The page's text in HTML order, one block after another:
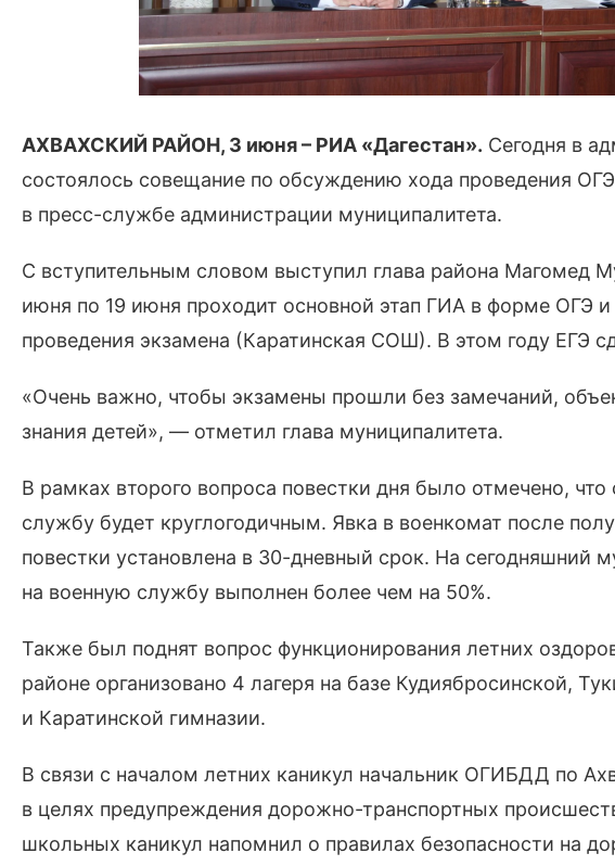
АХВАХСКИЙ РАЙОН, 3 июня – РИА «Дагестан». Сегодня в
состоялось совещание по обсуждению хода проведения
в пресс-службе администрации муниципалитета.
С вступительным словом выступил глава района Магомед
июня по 19 июня проходит основной этап ГИА в форме ОГЭ и
проведения экзамена (Каратинская СОШ). В этом году ЕГЭ
«Очень важно, чтобы экзамены прошли без замечаний,
знания детей», — отметил глава муниципалитета.
В рамках второго вопроса повестки дня было отмечено,
службу будет круглогодичным. Явка в военкомат после
повестки установлена в 30-дневный срок. На сегодняшний
на военную службу выполнен более чем на 50%.
Также был поднят вопрос функционирования летних
районе организовано 4 лагеря на базе Кудиябросинской,
и Каратинской гимназии.
В связи с началом летних каникул начальник ОГИБДД по
в целях предупреждения дорожно-транспортных
школьных каникул напомнил о правилах безопасности на